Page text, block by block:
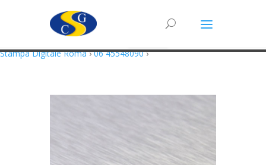
Stampa Digitale Roma›06 45548090›
Questo sito utilizza cookie in conformità alla policy e cookie che rientrano
nella responsabilità di terze parti. Proseguendo nella navigazione
acconsenti all’utilizzo di cookie.